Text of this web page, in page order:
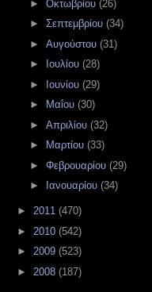
► Οκτωβρίου (26)
► Σεπτεμβρίου (34)
► Αυγούστου (31)
►
Ιουλίου (28)
► Ιουνίου (29)
►
Μαΐου (30)
► Απριλίου (32)
►
Μαρτίου (33)
► Φεβρουαρίου (29)
►
Ιανουαρίου (34)
► 2011 (470)
► 2010 (542)
► 2009 (523)
► 2008 (187)